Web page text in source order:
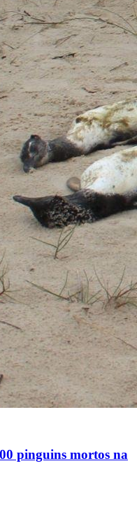
pinguins mortos na